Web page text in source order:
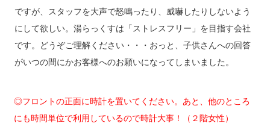
ですが、スタッフを大声で怒鳴ったり、威嚇したりしないよう
にして欲しい。湯らっくすは「ストレスフリー」を目指す会社
です。どうぞご理解ください・・・おっと、子供さんへの回答
がいつの間にかお客様へのお願いになってしまいました。
◎フロントの正面に時計を置いてください。あと、他のところ
にも時間単位で利用しているので時計大事！（２階女性）